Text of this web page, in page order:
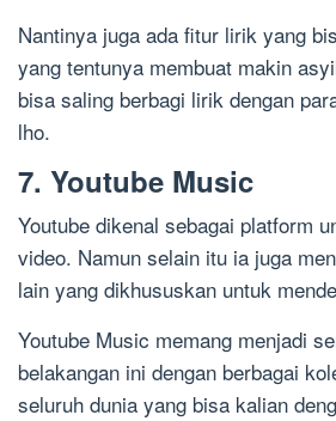
Nantinya juga ada fitur lirik yang
yang tentunya membuat makin
bisa saling berbagi lirik dengan
lho.
7. Youtube Music
Youtube dikenal sebagai platform
video. Namun selain itu ia juga
lain yang dikhususkan untuk
Youtube Music memang menjadi
belakangan ini dengan berbagai
seluruh dunia yang bisa kalian